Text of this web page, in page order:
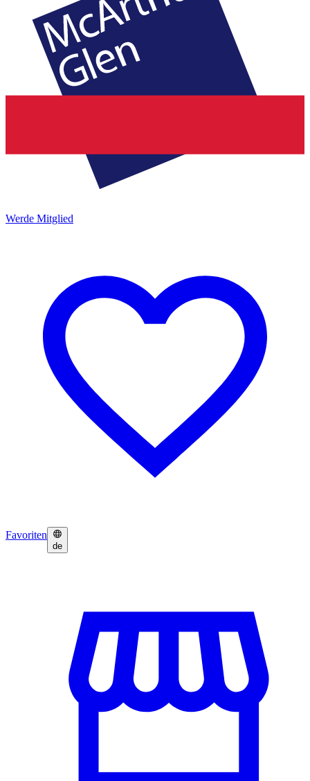
Werde Mitglied
Favoriten
de